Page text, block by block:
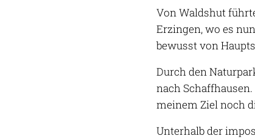
Von Waldshut
Erzingen, wo es
bewusst von
Durch den
nach
meinem Ziel noch
Unterhalb der